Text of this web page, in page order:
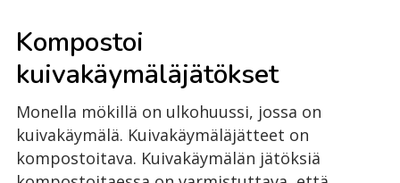
Kompostoi
kuivakäymäläjätökset
Monella mökillä on ulkohuussi, jossa on
kuivakäymälä. Kuivakäymäläjätteet on
kompostoitava. Kuivakäymälän jätöksiä